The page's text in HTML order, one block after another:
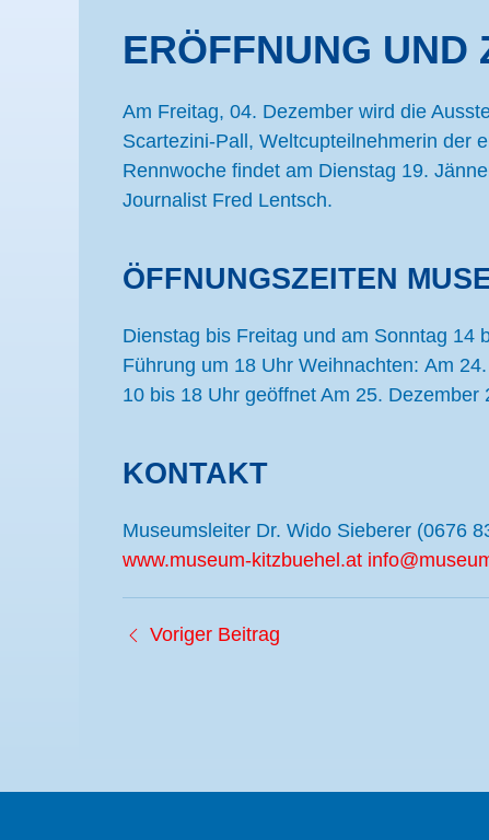
ERÖFFNUNG UND
Am Freitag, 04. Dezember wird die
Scartezini-Pall, Weltcupteilnehmerin der
Rennwoche findet am Dienstag 19.
Journalist Fred Lentsch.
ÖFFNUNGSZEITEN
Dienstag bis Freitag und am Sonntag 14
Führung um 18 Uhr Weihnachten: Am
10 bis 18 Uhr geöffnet Am 25.
KONTAKT
Museumsleiter Dr. Wido Sieberer (0676
www.museum-kitzbuehel.at
Voriger Beitrag